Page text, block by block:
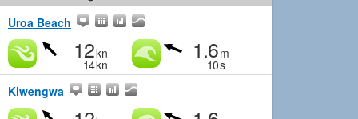
Uroa Beach
12kn
14kn
1.6m
10s
Kiwengwa